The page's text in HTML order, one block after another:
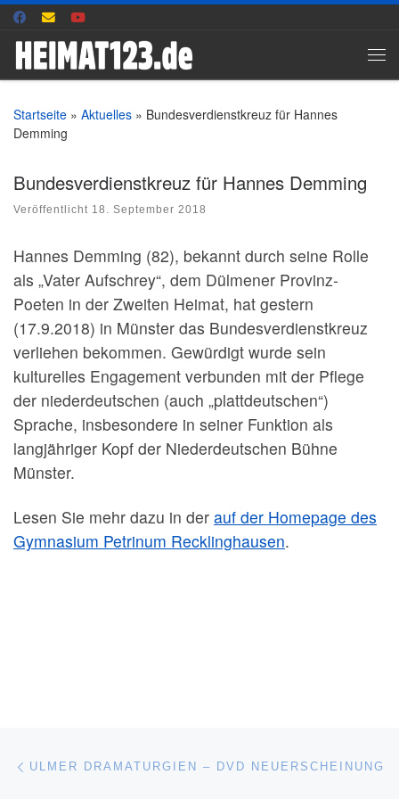
Zum Inhalt springen
Startseite » Aktuelles » Bundesverdienstkreuz für Hannes
Demming
Bundesverdienstkreuz für Hannes Demming
Veröffentlicht 18. September 2018
Hannes Demming (82), bekannt durch seine Rolle
als „Vater Aufschrey“, dem Dülmener Provinz-
Poeten in der Zweiten Heimat, hat gestern
(17.9.2018) in Münster das Bundesverdienstkreuz
verliehen bekommen. Gewürdigt wurde sein
kulturelles Engagement verbunden mit der Pflege
der niederdeutschen (auch „plattdeutschen“)
Sprache, insbesondere in seiner Funktion als
langjähriger Kopf der Niederdeutschen Bühne
Münster.
Lesen Sie mehr dazu in der auf der Homepage des
Gymnasium Petrinum Recklinghausen.
ULMER DRAMATURGIEN – DVD NEUERSCHEINUNG